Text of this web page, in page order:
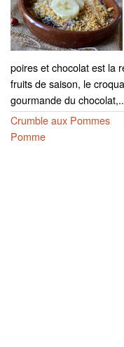
poires et chocolat est la
fruits de saison, le
gourmande du
Crumble aux Pommes
Pomme